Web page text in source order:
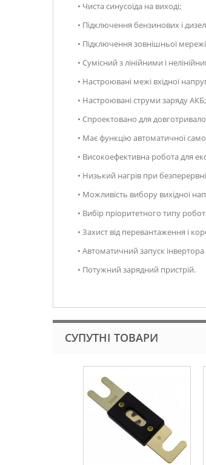
• Чиста синусоїда на виході;
• Підключення бензинових і
• Підключення зовнішньої
• Сумісний з лінійними і
• Настроювані межі вхідної
• Настроювані струми заряду АКБ;
• Спроектовано для
• Має функцію автоматичної
• Високоефективна робота для
• Низький нагрів при
• Можливість вибору вихідної
• Вибір пріоритетного типу
• Захист від перевантаження і
• Автоматичний запуск
• Потужний зарядний пристрій.
СУПУТНІ ТОВАРИ